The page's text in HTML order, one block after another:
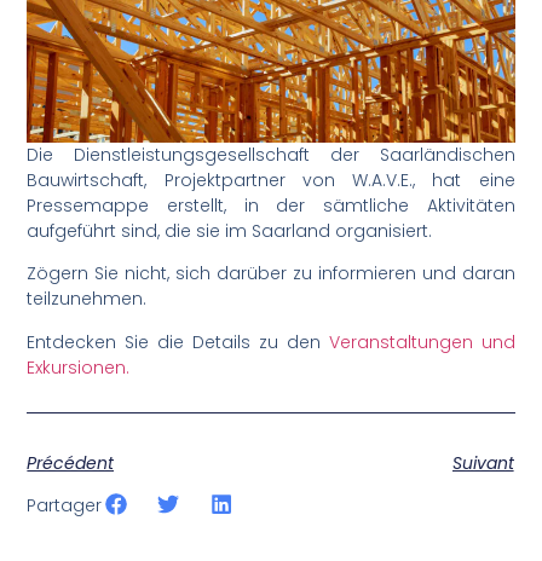
Die Dienstleistungsgesellschaft der Saarländischen
Bauwirtschaft, Projektpartner von W.A.V.E., hat eine
Pressemappe erstellt, in der sämtliche Aktivitäten
aufgeführt sind, die sie im Saarland organisiert.
Zögern Sie nicht, sich darüber zu informieren und daran
teilzunehmen.
Entdecken Sie die Details zu den Veranstaltungen und
Exkursionen.
Précédent
Suivant
Partager